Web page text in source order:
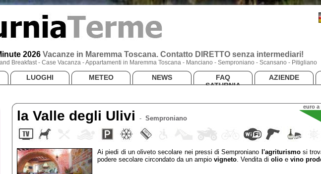
2026 Vacanze in Maremma Toscana. Contatto DIRETTO senza intermediari!
Breakfast - Case Vacanza - Appartamenti in Maremma Toscana - Manciano - Semproniano - Scansano - Pitigliano
LUOGHI METEO NEWS
FAQ
SATURNIA
AZIENDE
euro a
la Valle degli Ulivi - Semproniano
Ai piedi di un oliveto secolare nei pressi di Semproniano l'agriturismo si
podere secolare circondato da un ampio vigneto. Vendita di olio e vino